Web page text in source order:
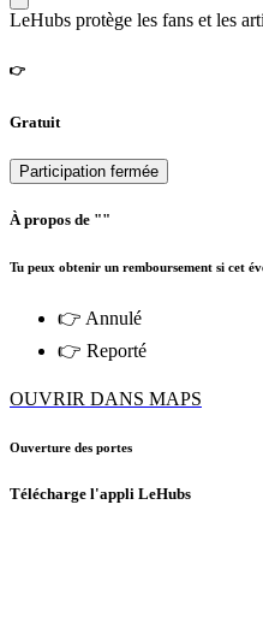
LeHubs protège les fans et les
👉
Gratuit
Participation fermée
À propos de ""
Tu peux obtenir un remboursement si cet
👉 Annulé
👉 Reporté
OUVRIR DANS MAPS
Ouverture des portes
Télécharge l'appli LeHubs